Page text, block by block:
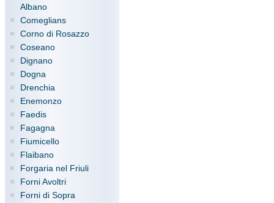
Albano
Comeglians
Corno di Rosazzo
Coseano
Dignano
Dogna
Drenchia
Enemonzo
Faedis
Fagagna
Fiumicello
Flaibano
Forgaria nel Friuli
Forni Avoltri
Forni di Sopra